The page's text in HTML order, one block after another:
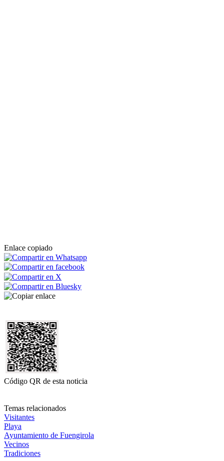
Enlace copiado
Código QR de esta noticia
Temas relacionados
Visitantes
Playa
Ayuntamiento de Fuengirola
Vecinos
Tradiciones